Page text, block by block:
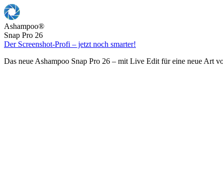
Ashampoo®
Snap Pro 26
Der Screenshot-Profi – jetzt noch smarter!
Das neue Ashampoo Snap Pro 26 – mit Live Edit für eine neue Art